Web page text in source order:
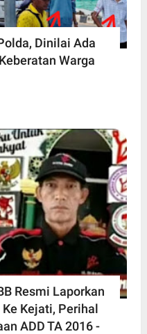
Dinilai Ada
Warga
Resmi Laporkan
Kejati, Perihal
ADD TA 2016 -